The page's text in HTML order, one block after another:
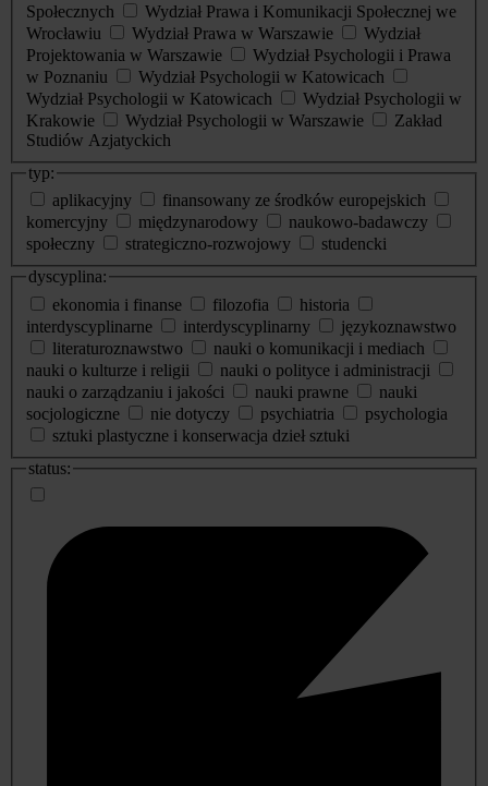
Społecznych
Wydział Prawa i Komunikacji Społecznej we
Wrocławiu
Wydział Prawa w Warszawie
Wydział
Projektowania w Warszawie
Wydział Psychologii i Prawa
w Poznaniu
Wydział Psychologii w Katowicach
Wydział Psychologii w Katowicach
Wydział Psychologii w
Krakowie
Wydział Psychologii w Warszawie
Zakład
Studiów Azjatyckich
typ:
aplikacyjny
finansowany ze środków europejskich
komercyjny
międzynarodowy
naukowo-badawczy
społeczny
strategiczno-rozwojowy
studencki
dyscyplina:
ekonomia i finanse
filozofia
historia
interdyscyplinarne
interdyscyplinarny
językoznawstwo
literaturoznawstwo
nauki o komunikacji i mediach
nauki o kulturze i religii
nauki o polityce i administracji
nauki o zarządzaniu i jakości
nauki prawne
nauki
socjologiczne
nie dotyczy psychiatria
psychologia
sztuki plastyczne i konserwacja dzieł sztuki
status: